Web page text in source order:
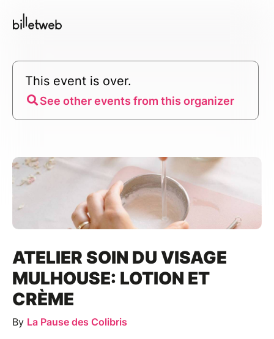
This event is over.
See other events from this organizer
ATELIER SOIN DU VISAGE
MULHOUSE: LOTION ET
CRÈME
By La Pause des Colibris